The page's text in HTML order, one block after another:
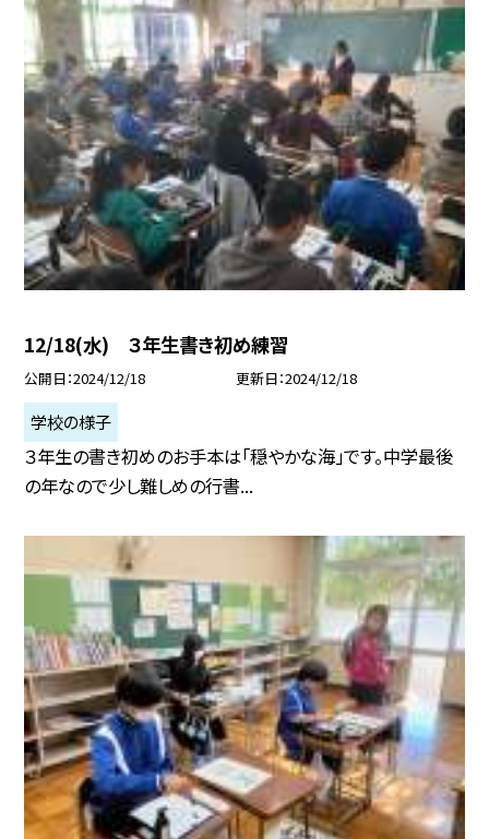
12/18(水) ３年生書き初め練習
公開日 2024/12/18 更新日 2024/12/18
学校の様子
３年生の書き初めのお手本は「穏やかな海」です。中学最後
の年なので少し難しめの行書...